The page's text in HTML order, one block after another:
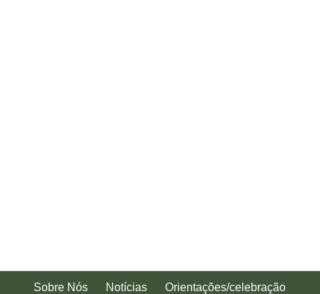
Sobre Nós Notícias
Orientações/celebração